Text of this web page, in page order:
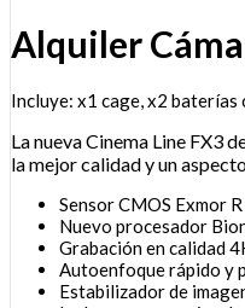
Alquiler
Incluye: x1 cage, x2
La nueva Cinema Line FX3
la mejor calidad y un
Sensor CMOS Exmor
Nuevo procesador
Grabación en calidad
Autoenfoque rápido y
Estabilizador de